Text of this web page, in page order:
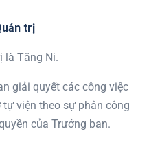
trị
là Tăng Ni.
giải quyết các công việc
viện theo sự phân công
của Trưởng ban.